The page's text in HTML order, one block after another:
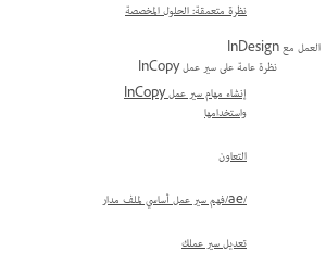
نظرة متعمقة: الحلول المخصصة
العمل مع InDesign
نظرة عامة على سير عمل InCopy
إنشاء مهام سير عمل InCopy
واستخدامها
التعاون
/ae/فهم سير عمل أساسي لملف مدار
تعديل سير عملك